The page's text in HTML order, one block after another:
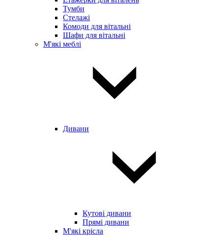
Тумби
Стелажі
Комоди для вітальні
Шафи для вітальні
М'які меблі
Дивани
Кутові дивани
Прямі дивани
М'які крісла